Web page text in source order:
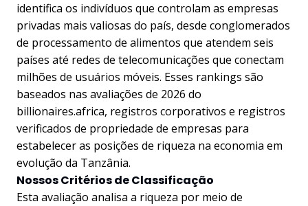
identifica os indivíduos que controlam as empresas
privadas mais valiosas do país, desde conglomerados
de processamento de alimentos que atendem seis
países até redes de telecomunicações que conectam
milhões de usuários móveis. Esses rankings são
baseados nas avaliações de 2026 do
billionaires.africa, registros corporativos e registros
verificados de propriedade de empresas para
estabelecer as posições de riqueza na economia em
evolução da Tanzânia.
Nossos Critérios de Classificação
Esta avaliação analisa a riqueza por meio de